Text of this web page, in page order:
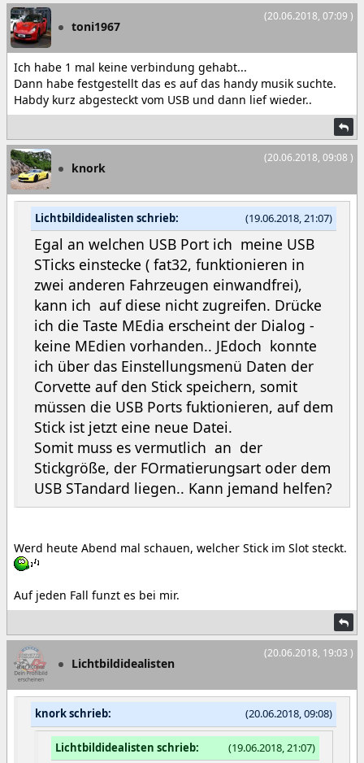
(20.06.2018, 07:09 )
toni1967
Ich habe 1 mal keine verbindung gehabt...
Dann habe festgestellt das es auf das handy musik suchte.
Habdy kurz abgesteckt vom USB und dann lief wieder..
(20.06.2018, 09:08 )
knork
(19.06.2018, 21:07)
Lichtbildidealisten schrieb:
Egal an welchen USB Port ich meine USB
STicks einstecke ( fat32, funktionieren in
zwei anderen Fahrzeugen einwandfrei),
kann ich auf diese nicht zugreifen. Drücke
ich die Taste MEdia erscheint der Dialog -
keine MEdien vorhanden.. JEdoch konnte
ich über das Einstellungsmenü Daten der
Corvette auf den Stick speichern, somit
müssen die USB Ports fuktionieren, auf dem
Stick ist jetzt eine neue Datei.
Somit muss es vermutlich an der
Stickgröße, der FOrmatierungsart oder dem
USB STandard liegen.. Kann jemand helfen?
Werd heute Abend mal schauen, welcher Stick im Slot steckt.
Auf jeden Fall funzt es bei mir.
(20.06.2018, 19:03 )
Lichtbildidealisten
(20.06.2018, 09:08)
knork schrieb:
(19.06.2018, 21:07)
Lichtbildidealisten schrieb: